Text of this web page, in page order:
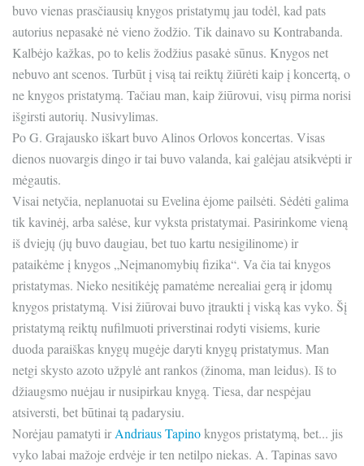
buvo vienas prasčiausių knygos pristatymų jau todėl, kad pats
autorius nepasakė nė vieno žodžio. Tik dainavo su Kontrabanda.
Kalbėjo kažkas, po to kelis žodžius pasakė sūnus. Knygos net
nebuvo ant scenos. Turbūt į visą tai reiktų žiūrėti kaip į koncertą, o
ne knygos pristatymą. Tačiau man, kaip žiūrovui, visų pirma norisi
išgirsti autorių. Nusivylimas.
Po G. Grajausko iškart buvo Alinos Orlovos koncertas. Visas
dienos nuovargis dingo ir tai buvo valanda, kai galėjau atsikvėpti ir
mėgautis.
Visai netyčia, neplanuotai su Evelina ėjome pailsėti. Sėdėti galima
tik kavinėj, arba salėse, kur vyksta pristatymai. Pasirinkome vieną
iš dviejų (jų buvo daugiau, bet tuo kartu nesigilinome) ir
pataikėme į knygos „Neįmanomybių fizika“. Va čia tai knygos
pristatymas. Nieko nesitikėję pamatėme nerealiai gerą ir įdomų
knygos pristatymą. Visi žiūrovai buvo įtraukti į viską kas vyko. Šį
pristatymą reiktų nufilmuoti priverstinai rodyti visiems, kurie
duoda paraiškas knygų mugėje daryti knygų pristatymus. Man
netgi skysto azoto užpylė ant rankos (žinoma, man leidus). Iš to
džiaugsmo nuėjau ir nusipirkau knygą. Tiesa, dar nespėjau
atsiversti, bet būtinai tą padarysiu.
Norėjau pamatyti irAndriaus Tapinoknygos pristatymą, bet... jis
vyko labai mažoje erdvėje ir ten netilpo niekas. A. Tapinas savo